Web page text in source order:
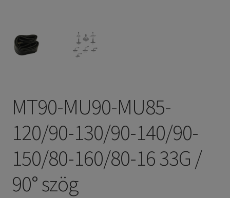
MT90-MU90-MU85-
120/90-130/90-140/90-
150/80-160/80-16 33G /
90° szög